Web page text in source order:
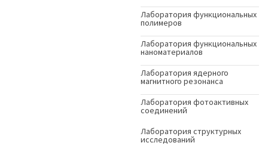
Лаборатория функциональных
полимеров
Лаборатория функциональных
наноматериалов
Лаборатория ядерного
магнитного резонанса
Лаборатория фотоактивных
соединений
Лаборатория структурных
исследований